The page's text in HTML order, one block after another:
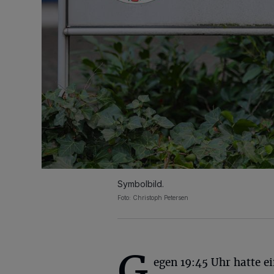
Symbolbild.
Foto: Christoph Petersen
egen 19:45 Uhr hatte